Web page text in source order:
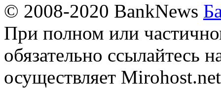
© 2008-2020 BankNews
При полном или
обязательно ссылайтесь
осуществляет